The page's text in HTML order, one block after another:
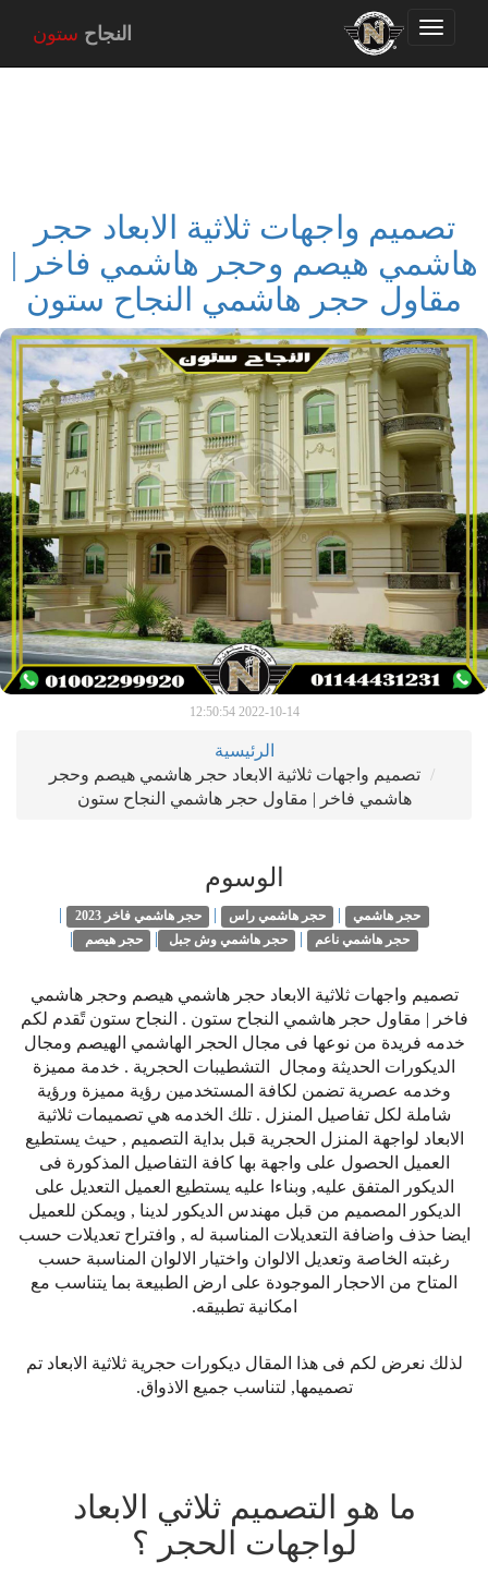
Toggle
navigation
النجاح ستون
تصميم واجهات ثلاثية الابعاد حجر
هاشمي هيصم وحجر هاشمي فاخر |
مقاول حجر هاشمي النجاح ستون
2022-10-14 12:50:54
الرئيسية
تصميم واجهات ثلاثية الابعاد حجر هاشمي هيصم وحجر
هاشمي فاخر | مقاول حجر هاشمي النجاح ستون
الوسوم
حجر هاشمي | حجر هاشمي راس | حجر هاشمي فاخر 2023 |
حجر هاشمي ناعم | حجر هاشمي وش جبل | حجر هيصم |
تصميم واجهات ثلاثية الابعاد حجر هاشمي هيصم وحجر هاشمي
فاخر | مقاول حجر هاشمي النجاح ستون . النجاح ستون تًقدم لكم
خدمه فريدة من نوعها فى مجال الحجر الهاشمي الهيصم ومجال
الديكورات الحديثة ومجال التشطيبات الحجرية . خدمة مميزة
وخدمه عصرية تضمن لكافة المستخدمين رؤية مميزة ورؤية
شاملة لكل تفاصيل المنزل . تلك الخدمه هي تصميمات ثلاثية
الابعاد لواجهة المنزل الحجرية قبل بداية التصميم , حيث يستطيع
العميل الحصول على واجهة بها كافة التفاصيل المذكورة فى
الديكور المتفق عليه, وبناءا عليه يستطيع العميل التعديل على
الديكور المصميم من قبل مهندس الديكور لدينا , ويمكن للعميل
ايضا حذف واضافة التعديلات المناسبة له , وافتراح تعديلات حسب
رغبته الخاصة وتعديل الالوان واختيار الالوان المناسبة حسب
المتاح من الاحجار الموجودة على ارض الطبيعة بما يتناسب مع
امكانية تطبيقه.
لذلك نعرض لكم فى هذا المقال ديكورات حجرية ثلاثية الابعاد تم
تصميمها, لتناسب جميع الاذواق.
ما هو التصميم ثلاثي الابعاد
لواجهات الحجر ؟